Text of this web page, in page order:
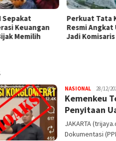
Sepakat
Keuangan
Memilih
​Perkuat Tata
Resmi Angkat
Jadi
NASIONAL Trijaya
.co
28/12/
Kemenkeu
Penyitaan
JAKARTA
Dokumentasi